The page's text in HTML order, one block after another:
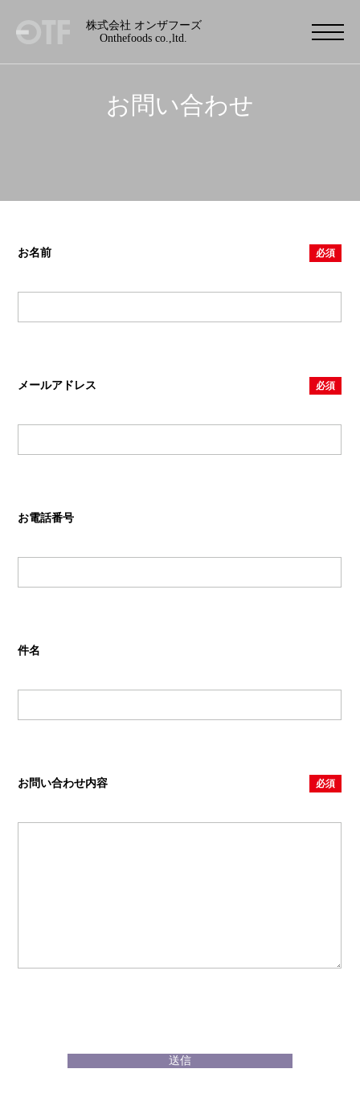
株式会社 オンザフーズ
Onthefoods co.,ltd.
お問い合わせ
お名前
メールアドレス
お電話番号
件名
お問い合わせ内容